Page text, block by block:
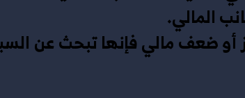
المالي.